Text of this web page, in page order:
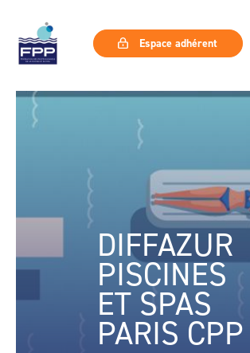
Espace adhérent
DIFFAZUR
PISCINES
ET SPAS
PARIS CPP